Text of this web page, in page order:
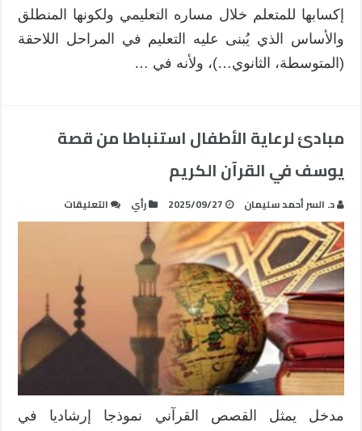
إكسابها للمتعلم خلال مساره التعليمي ولكونها المنطلق
والأساس الذي يُبنى عليه التعليم في المراحل اللاحقة
(المتوسطة، الثانوي…)، ولأنه في …
مبادئ لرعاية الأطفال استنباطا من قصة
يوسف في القرآن الكريم
د. السر أحمد سليمان 2025/09/27 رأي التعليقات
مبادئ
من
قصة
يوسف
في
القرآن
مغلقة
مدخل يمثل القصص القرآني نموذجا إرشاديا في